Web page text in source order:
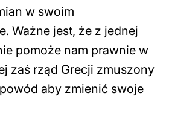
w swoim
Ważne jest, że z jednej
pomoże nam prawnie w
zaś rząd Grecji zmuszony
aby zmienić swoje